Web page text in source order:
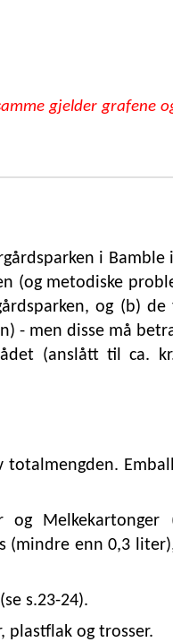
gjelder grafene
i Bamble
(og metodiske
og (b) de
- men disse må
(anslått til ca.
og Melkekartonger
(mindre enn 0,3
s.23-24).
plastflak og trosser.